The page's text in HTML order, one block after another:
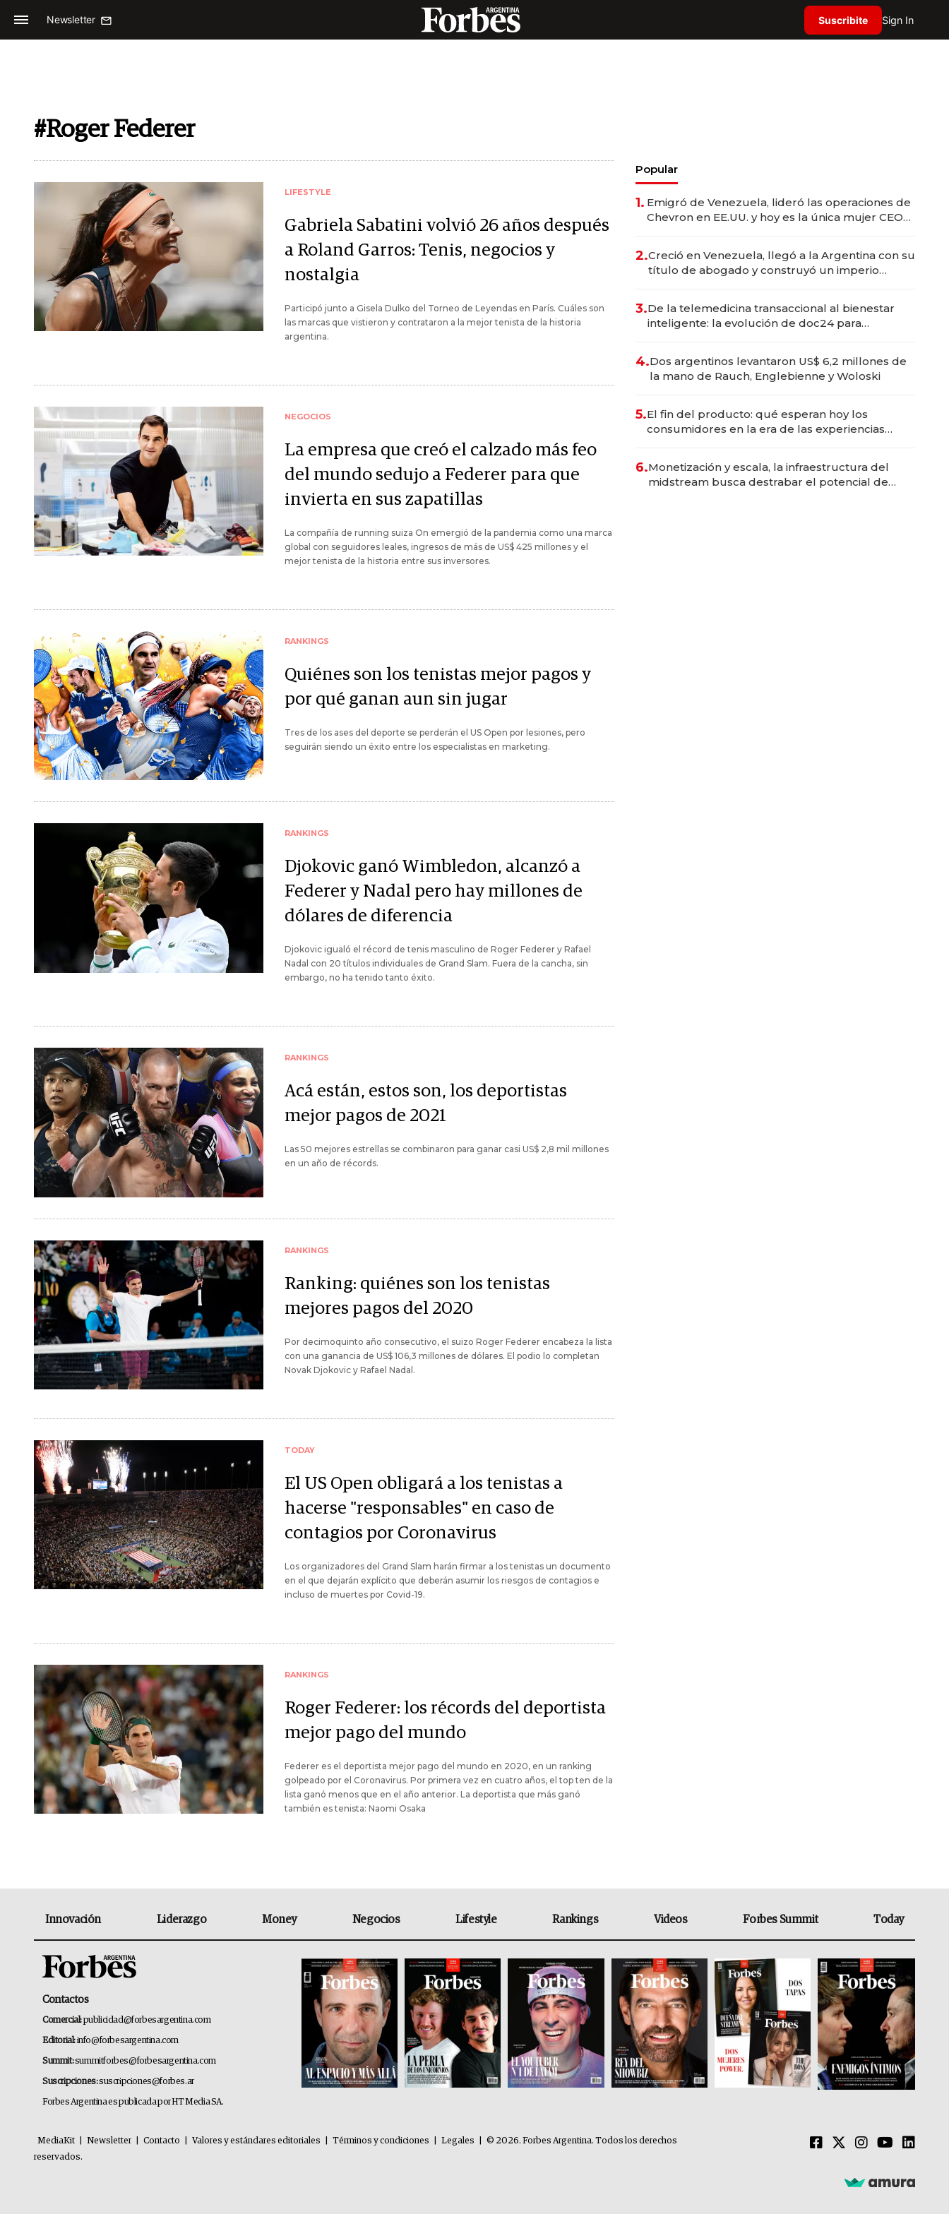
Newsletter Suscribite Sign In
#Roger Federer
LIFESTYLE
Gabriela Sabatini volvió 26 años después
a Roland Garros: Tenis, negocios y
nostalgia
Participó junto a Gisela Dulko del Torneo de Leyendas en París. Cuáles son
las marcas que vistieron y contrataron a la mejor tenista de la historia
argentina.
NEGOCIOS
La empresa que creó el calzado más feo
del mundo sedujo a Federer para que
invierta en sus zapatillas
La compañía de running suiza On emergió de la pandemia como una marca
global con seguidores leales, ingresos de más de US$ 425 millones y el
mejor tenista de la historia entre sus inversores.
RANKINGS
Quiénes son los tenistas mejor pagos y
por qué ganan aun sin jugar
Tres de los ases del deporte se perderán el US Open por lesiones, pero
seguirán siendo un éxito entre los especialistas en marketing.
RANKINGS
Djokovic ganó Wimbledon, alcanzó a
Federer y Nadal pero hay millones de
dólares de diferencia
Djokovic igualó el récord de tenis masculino de Roger Federer y Rafael
Nadal con 20 títulos individuales de Grand Slam. Fuera de la cancha, sin
embargo, no ha tenido tanto éxito.
RANKINGS
Acá están, estos son, los deportistas
mejor pagos de 2021
Las 50 mejores estrellas se combinaron para ganar casi US$ 2,8 mil millones
en un año de récords.
RANKINGS
Ranking: quiénes son los tenistas
mejores pagos del 2020
Por decimoquinto año consecutivo, el suizo Roger Federer encabeza la lista
con una ganancia de US$ 106,3 millones de dólares. El podio lo completan
Novak Djokovic y Rafael Nadal.
TODAY
El US Open obligará a los tenistas a
hacerse "responsables" en caso de
contagios por Coronavirus
Los organizadores del Grand Slam harán firmar a los tenistas un documento
en el que dejarán explícito que deberán asumir los riesgos de contagios e
incluso de muertes por Covid-19.
RANKINGS
Roger Federer: los récords del deportista
mejor pago del mundo
Federer es el deportista mejor pago del mundo en 2020, en un ranking
golpeado por el Coronavirus. Por primera vez en cuatro años, el top ten de la
lista ganó menos que en el año anterior. La deportista que más ganó
también es tenista: Naomi Osaka
Popular
1. Emigró de Venezuela, lideró las operaciones de
Chevron en EE.UU. y hoy es la única mujer CEO
2.Creció en Venezuela, llegó a la Argentina con su
título de abogado y construyó un imperio
3.De la telemedicina transaccional al bienestar
inteligente: la evolución de doc24 para
4.Dos argentinos levantaron US$ 6,2 millones de
la mano de Rauch, Englebienne y Woloski
5.El fin del producto: qué esperan hoy los
consumidores en la era de las experiencias
6.Monetización y escala, la infraestructura del
midstream busca destrabar el potencial de
Innovación Liderazgo Money Negocios Lifestyle Rankings Videos Forbes Summit Today
Contactos
Comercial:publicidad@forbesargentina.com
Editorial:info@forbesargentina.com
Summit:summitforbes@forbesargentina.com
Suscripciones:suscripciones@forbes.ar
Forbes Argentina es publicada por HT Media SA.
MediaKit Newsletter Contacto Valores y estándares editoriales Términos y condiciones Legales
© 2026. Forbes Argentina. Todos los derechos
reservados.